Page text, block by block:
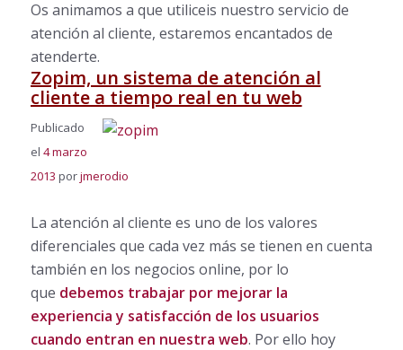
Os animamos a que utiliceis nuestro servicio de
atención al cliente, estaremos encantados de
atenderte.
Zopim, un sistema de atención al
cliente a tiempo real en tu web
Publicado
el 4 marzo
2013 porjmerodio
La atención al cliente es uno de los valores
diferenciales que cada vez más se tienen en cuenta
también en los negocios online, por lo
que debemos trabajar por mejorar la
experiencia y satisfacción de los usuarios
cuando entran en nuestra web. Por ello hoy